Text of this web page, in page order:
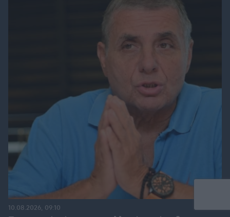
10.08.2026, 09:10